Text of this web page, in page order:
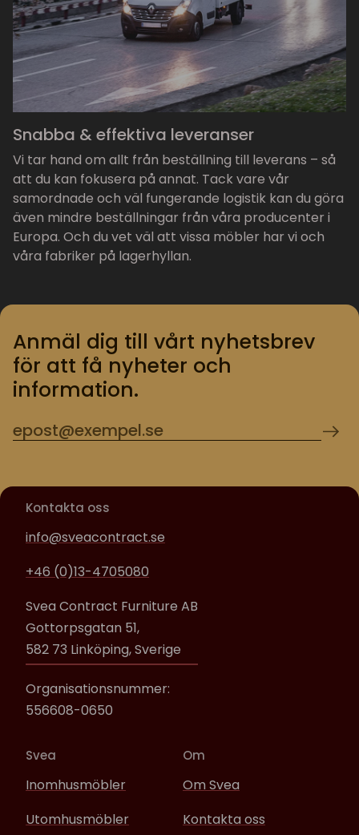
Snabba & effektiva leveranser
Vi tar hand om allt från beställning till leverans – så
att du kan fokusera på annat. Tack vare vår
samordnade och väl fungerande logistik kan du göra
även mindre beställningar från våra producenter i
Europa. Och du vet väl att vissa möbler har vi och
våra fabriker på lagerhyllan.
Anmäl dig till vårt nyhetsbrev
för att få nyheter och
information.
Kontakta oss
info@sveacontract.se
+46 (0)13-4705080
Svea Contract Furniture AB
Gottorpsgatan 51,
582 73 Linköping, Sverige
Organisationsnummer:
556608-0650
Svea
Inomhusmöbler
Utomhusmöbler
Om
Om Svea
Kontakta oss